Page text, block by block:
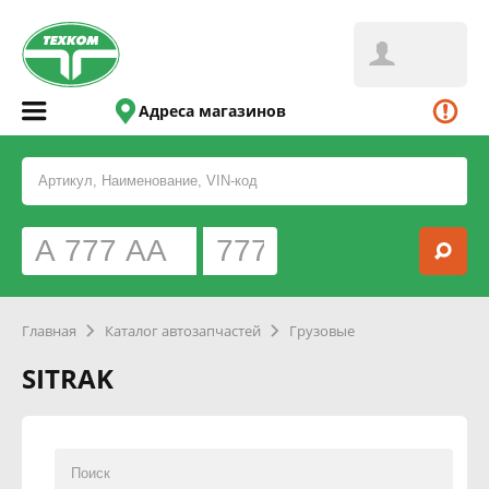
Адреса магазинов
Главная Каталог автозапчастей Грузовые
SITRAK